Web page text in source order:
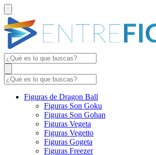
Figuras de Dragon Ball
Figuras Son Goku
Figuras Son Gohan
Figuras Vegeta
Figuras Vegetto
Figuras Gogeta
Figuras Freezer